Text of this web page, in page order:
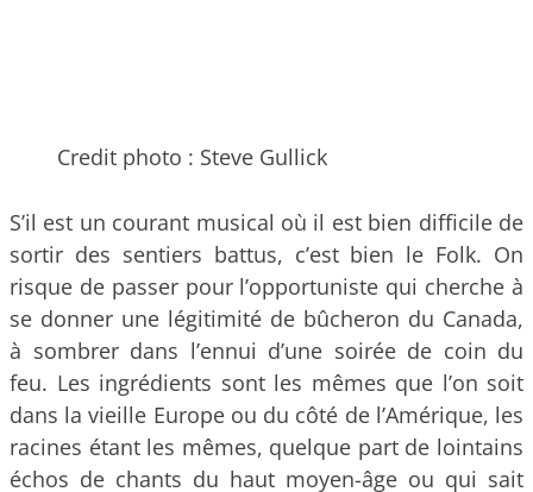
Credit photo : Steve Gullick
S’il est un courant musical où il est bien difficile de
sortir des sentiers battus, c’est bien le Folk. On
risque de passer pour l’opportuniste qui cherche à
se donner une légitimité de bûcheron du Canada,
à sombrer dans l’ennui d’une soirée de coin du
feu. Les ingrédients sont les mêmes que l’on soit
dans la vieille Europe ou du côté de l’Amérique, les
racines étant les mêmes, quelque part de lointains
échos de chants du haut moyen-âge ou qui sait